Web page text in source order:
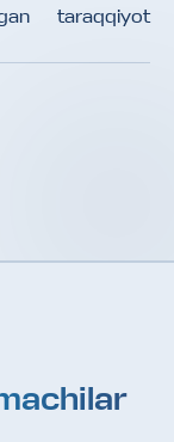
taraqqiyot